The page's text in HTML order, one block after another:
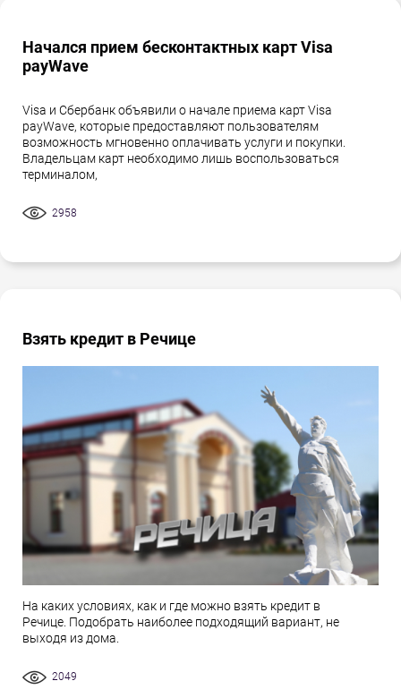
Начался прием бесконтактных карт Visa
payWave
Visa и Сбербанк объявили о начале приема карт Visa
payWave, которые предоставляют пользователям
возможность мгновенно оплачивать услуги и покупки.
Владельцам карт необходимо лишь воспользоваться
терминалом,
2958
Взять кредит в Речице
На каких условиях, как и где можно взять кредит в
Речице. Подобрать наиболее подходящий вариант, не
выходя из дома.
2049